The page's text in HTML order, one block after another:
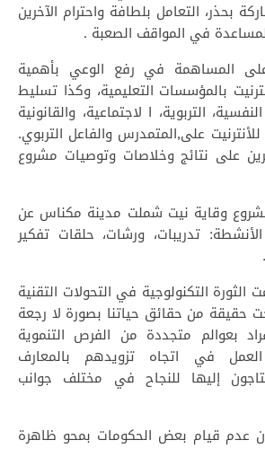
بحذر، التعامل بلطافة واحترام الآخرين
في المواقف الصعبة .
المساهمة في رفع الوعي بأهمية
بالمؤسسات التعليمية، وكذا تسليط
التربوية، ا لاجتماعية، والقانونية
على,المتمدرس والفاعل التربوي.
على نتائج وخلاصات وتوصيات مشروع
مشروع وقاية نيت شملت مدينة مكناس عن
تدريبات، ورشات، حلقات تفكير
التكنولوجية في التحولات التقنية
حقيقة من حقائق حياتنا بصورة لا رجعة
بعوالم متجددة من الفرص التنموية
في اتجاه تزويدهم بالمعارف
إليها للنجاح في مختلف جوانب
عدم قيام بعض الحكومات بمحو ظاهرة